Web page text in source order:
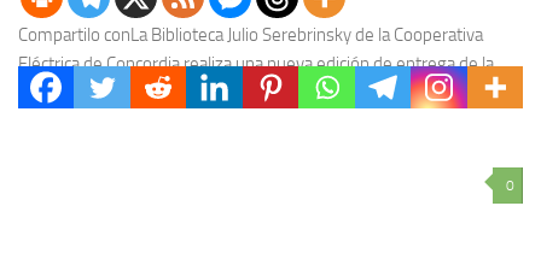
Compartilo conLa Biblioteca Julio Serebrinsky de la Cooperativa
Eléctrica de Concordia realiza una nueva edición de entrega de la
“Distinción Hugo Solís al Alumno Solidario”....
0